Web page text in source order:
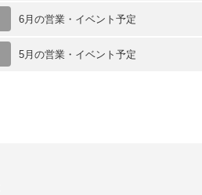
6月の営業・イベント予定
5月の営業・イベント予定